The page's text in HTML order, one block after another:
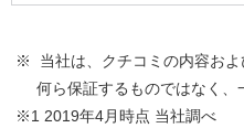
※ 当社は、クチコミの内容およ
何ら保証するものではなく、
※1 2019年4月時点 当社調べ